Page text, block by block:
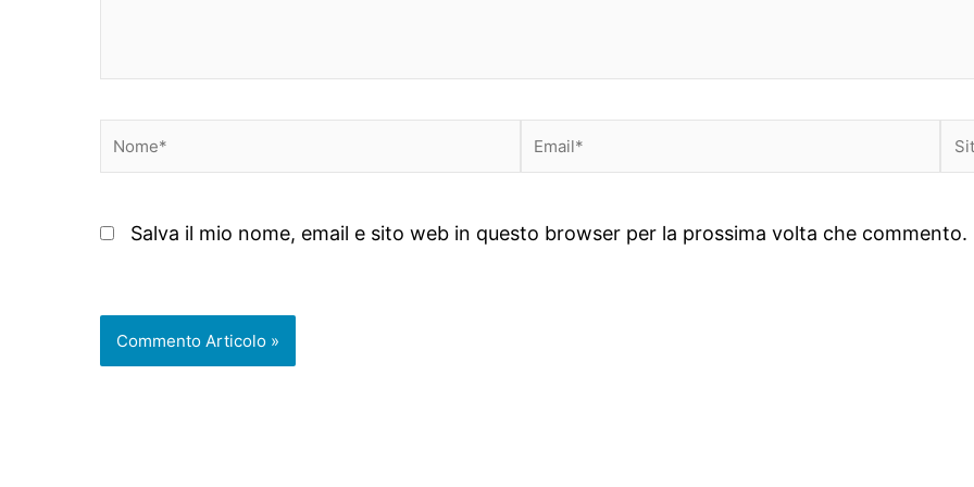
Nome* Email*
Salva il mio nome, email e sito web in questo browser per la prossima volta che commento.